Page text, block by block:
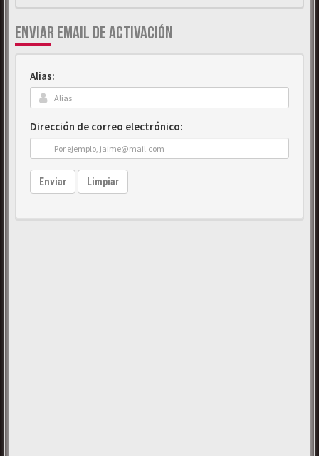
ENVIAR EMAIL DE ACTIVACIÓN
Alias:
Dirección de correo electrónico:
Enviar Limpiar